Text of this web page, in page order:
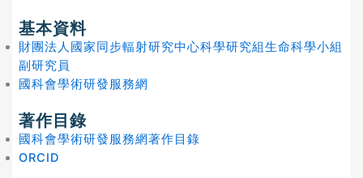
基本資料
財團法人國家同步輻射研究中心科學研究組生命科學小組
副研究員
國科會學術研發服務網
著作目錄
國科會學術研發服務網著作目錄
ORCID